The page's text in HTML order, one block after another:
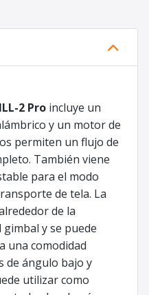
2 Pro incluye un
y un motor de
permiten un flujo de
También viene
para el modo
de tela. La
de la
y se puede
una comodidad
de ángulo bajo y
utilizar como